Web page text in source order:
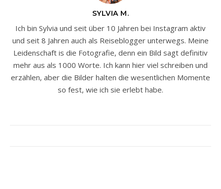
SYLVIA M.
Ich bin Sylvia und seit über 10 Jahren bei Instagram aktiv
und seit 8 Jahren auch als Reiseblogger unterwegs. Meine
Leidenschaft is die Fotografie, denn ein Bild sagt definitiv
mehr aus als 1000 Worte. Ich kann hier viel schreiben und
erzählen, aber die Bilder halten die wesentlichen Momente
so fest, wie ich sie erlebt habe.